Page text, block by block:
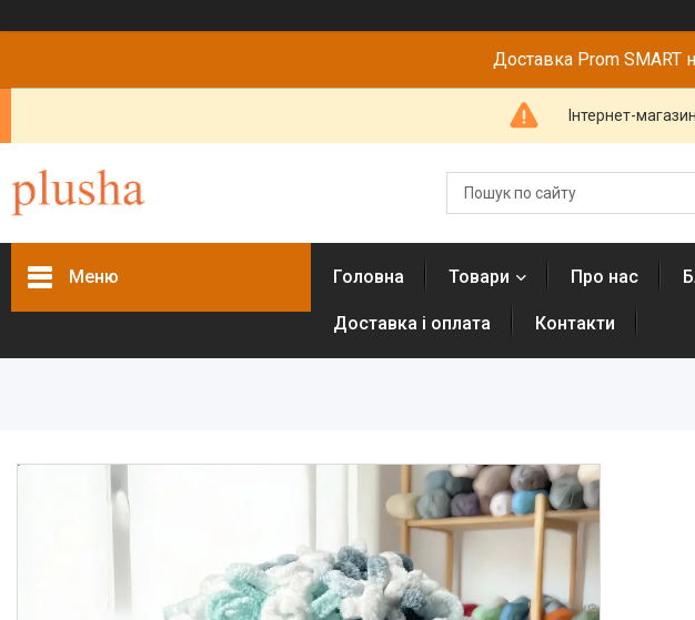
Доставка Prom SMART
Інтернет-
Меню Головна Товари Про нас
Доставка і оплата Контакти